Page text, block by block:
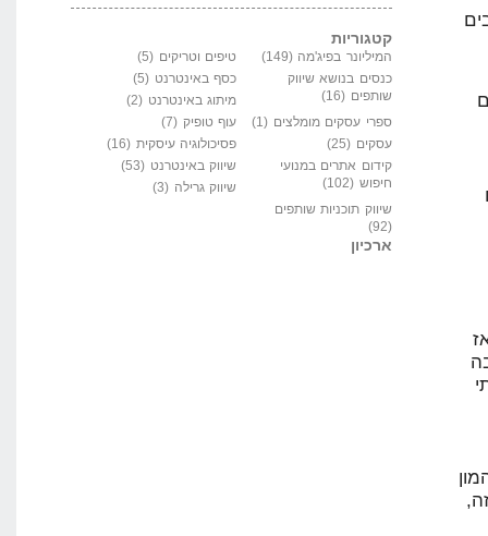
קטגוריות
המיליונר בפיג'מה(149) טיפים וטריקים(5)
כנסים בנושא שיווק
שותפים(16)
כסף באינטרנט(5)
מיתוג באינטרנט(2)
ספרי עסקים מומלצים(1) עוף טופיק(7)
עסקים(25) פסיכולוגיה עיסקית(16)
קידום אתרים במנועי
חיפוש(102)
שיווק באינטרנט(53)
שיווק גרילה(3)
שיווק תוכניות שותפים
ארכיון